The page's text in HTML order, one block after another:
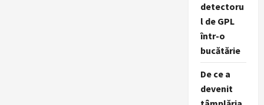
detectoru
l de GPL
într-o
bucătărie
De ce a
devenit